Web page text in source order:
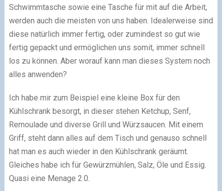
Schwimmtasche sowie eine Tasche für mit auf die Arbeit,
werden auch die meisten von uns haben. Idealerweise sind
diese natürlich immer fertig, oder zumindest so gut wie
fertig gepackt und ermöglichen uns somit, immer schnell
los zu können. Aber worauf kann man dieses System noch
alles anwenden?
Ich habe mir zum Beispiel eine kleine Box für den
Kühlschrank besorgt, in dieser stehen Ketchup, Senf,
Remoulade und diverse Grill und Würzsaucen. Mit einem
Griff, steht dann alles auf dem Tisch und genauso schnell
hat man es auch wieder in den Kühlschrank geräumt.
Gleiches habe ich für Gewürzmühlen, Salz, Öle und Essig.
Quasi eine Menage 2.0.